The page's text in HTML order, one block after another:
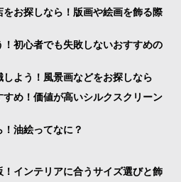
お探しなら！版画や絵画を飾る際
初心者でも失敗しないおすすめの
よう！風景画などをお探しなら
め！価値が高いシルクスクリーン
油絵ってなに？
！インテリアに合うサイズ選びと飾